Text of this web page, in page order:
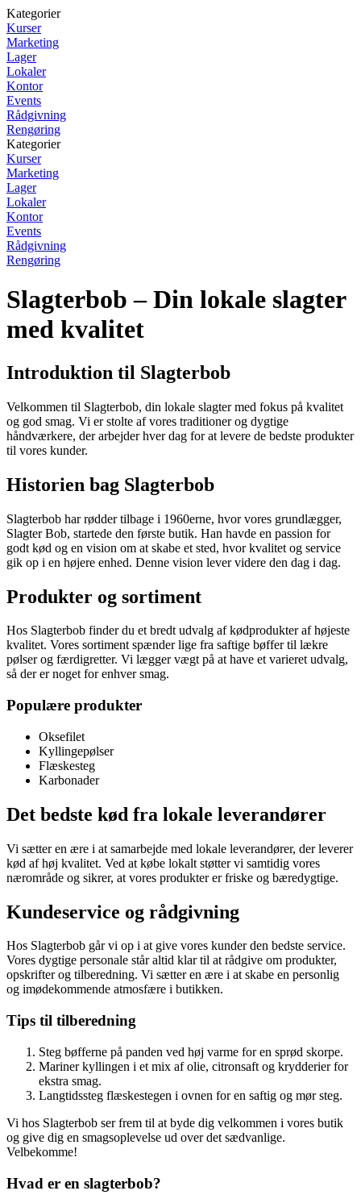
Kategorier
Kurser
Marketing
Lager
Lokaler
Kontor
Events
Rådgivning
Rengøring
Kategorier
Kurser
Marketing
Lager
Lokaler
Kontor
Events
Rådgivning
Rengøring
Slagterbob – Din lokale slagter
med kvalitet
Introduktion til Slagterbob
Velkommen til Slagterbob, din lokale slagter med fokus på kvalitet
og god smag. Vi er stolte af vores traditioner og dygtige
håndværkere, der arbejder hver dag for at levere de bedste produkter
til vores kunder.
Historien bag Slagterbob
Slagterbob har rødder tilbage i 1960erne, hvor vores grundlægger,
Slagter Bob, startede den første butik. Han havde en passion for
godt kød og en vision om at skabe et sted, hvor kvalitet og service
gik op i en højere enhed. Denne vision lever videre den dag i dag.
Produkter og sortiment
Hos Slagterbob finder du et bredt udvalg af kødprodukter af højeste
kvalitet. Vores sortiment spænder lige fra saftige bøffer til lækre
pølser og færdigretter. Vi lægger vægt på at have et varieret udvalg,
så der er noget for enhver smag.
Populære produkter
Oksefilet
Kyllingepølser
Flæskesteg
Karbonader
Det bedste kød fra lokale leverandører
Vi sætter en ære i at samarbejde med lokale leverandører, der leverer
kød af høj kvalitet. Ved at købe lokalt støtter vi samtidig vores
nærområde og sikrer, at vores produkter er friske og bæredygtige.
Kundeservice og rådgivning
Hos Slagterbob går vi op i at give vores kunder den bedste service.
Vores dygtige personale står altid klar til at rådgive om produkter,
opskrifter og tilberedning. Vi sætter en ære i at skabe en personlig
og imødekommende atmosfære i butikken.
Tips til tilberedning
Steg bøfferne på panden ved høj varme for en sprød skorpe.
Mariner kyllingen i et mix af olie, citronsaft og krydderier for
ekstra smag.
Langtidssteg flæskestegen i ovnen for en saftig og mør steg.
Vi hos Slagterbob ser frem til at byde dig velkommen i vores butik
og give dig en smagsoplevelse ud over det sædvanlige.
Velbekomme!
Hvad er en slagterbob?